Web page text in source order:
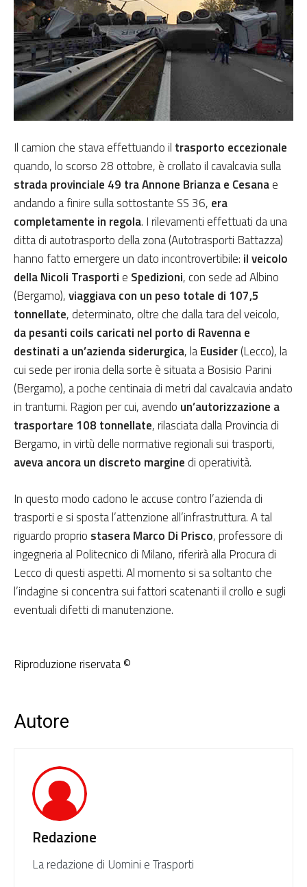
Il camion che stava effettuando il trasporto eccezionale
quando, lo scorso 28 ottobre, è crollato il cavalcavia sulla
strada provinciale 49 tra Annone Brianza e Cesanae
andando a finire sulla sottostante SS 36, era
completamente in regola. I rilevamenti effettuati da una
ditta di autotrasporto della zona (Autotrasporti Battazza)
hanno fatto emergere un dato incontrovertibile: il veicolo
della Nicoli Trasporti e Spedizioni, con sede ad Albino
(Bergamo),viaggiava con un peso totale di 107,5
tonnellate, determinato, oltre che dalla tara del veicolo,
da pesanti coils caricati nel porto di Ravenna e
destinati a un’azienda siderurgica, laEusider(Lecco), la
cui sede per ironia della sorte è situata a Bosisio Parini
(Bergamo), a poche centinaia di metri dal cavalcavia andato
in trantumi. Ragion per cui, avendo un’autorizzazione a
trasportare 108 tonnellate, rilasciata dalla Provincia di
Bergamo, in virtù delle normative regionali sui trasporti,
aveva ancora un discreto margine di operatività.
In questo modo cadono le accuse contro l’azienda di
trasporti e si sposta l’attenzione all’infrastruttura. A tal
riguardo proprio stasera Marco Di Prisco, professore di
ingegneria al Politecnico di Milano, riferirà alla Procura di
Lecco di questi aspetti. Al momento si sa soltanto che
l’indagine si concentra sui fattori scatenanti il crollo e sugli
eventuali difetti di manutenzione.
Riproduzione riservata ©
Autore
Redazione
La redazione di Uomini e Trasporti